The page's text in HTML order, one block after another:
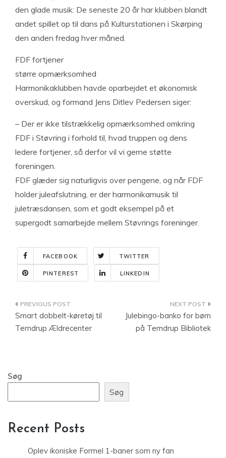
den glade musik: De seneste 20 år har klubben blandt
andet spillet op til dans på Kulturstationen i Skørping
den anden fredag hver måned.
FDF fortjener
større opmærksomhed
Harmonikaklubben havde oparbejdet et økonomisk
overskud, og formand Jens Ditlev Pedersen siger:
– Der er ikke tilstrækkelig opmærksomhed omkring
FDF i Støvring i forhold til, hvad truppen og dens
ledere fortjener, så derfor vil vi gerne støtte
foreningen.
FDF glæder sig naturligvis over pengene, og når FDF
holder juleafslutning, er der harmonikamusik til
juletræsdansen, som et godt eksempel på et
supergodt samarbejde mellem Støvrings foreninger.
FACEBOOK TWITTER
PINTEREST LINKEDIN
Indlægsnavigation
Smart dobbelt-køretøj til
Terndrup Ældrecenter
Julebingo-banko for børn
på Terndrup Bibliotek
Søg
Søg
Recent Posts
Oplev ikoniske Formel 1-baner som ny fan